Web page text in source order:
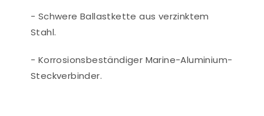
- Schwere Ballastkette aus verzinktem
Stahl.
- Korrosionsbeständiger Marine-Aluminium-
Steckverbinder.